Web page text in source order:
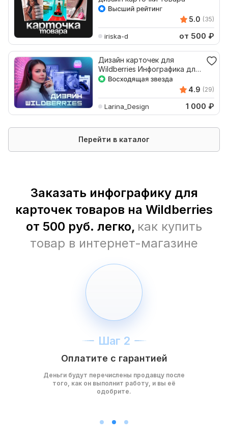
5.0 (35)
iriska-d от 500 ₽
Дизайн карточек для
Wildberries Инфографика для
маркетплейсов
4.9 (29)
Larina_Design 1 000 ₽
Перейти в каталог
Заказать инфографику для
карточек товаров на Wildberries
от 500 руб. легко, как купить
товар в интернет-магазине
Шаг 2
Оплатите с гарантией
Деньги будут перечислены продавцу после
того, как он выполнит работу, и вы её
одобрите.